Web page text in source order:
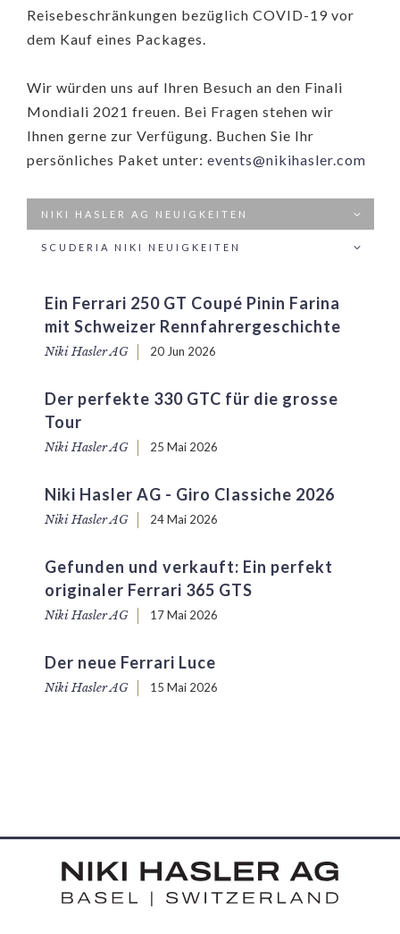
Reisebeschränkungen bezüglich COVID-19 vor
dem Kauf eines Packages.
Wir würden uns auf Ihren Besuch an den Finali
Mondiali 2021 freuen. Bei Fragen stehen wir
Ihnen gerne zur Verfügung. Buchen Sie Ihr
persönliches Paket unter: events@nikihasler.com
NIKI HASLER AG NEUIGKEITEN
SCUDERIA NIKI NEUIGKEITEN
Ein Ferrari 250 GT Coupé Pinin Farina
mit Schweizer Rennfahrergeschichte
Niki Hasler AG 20 Jun 2026
Der perfekte 330 GTC für die grosse
Tour
Niki Hasler AG 25 Mai 2026
Niki Hasler AG - Giro Classiche 2026
Niki Hasler AG 24 Mai 2026
Gefunden und verkauft: Ein perfekt
originaler Ferrari 365 GTS
Niki Hasler AG 17 Mai 2026
Der neue Ferrari Luce
Niki Hasler AG 15 Mai 2026